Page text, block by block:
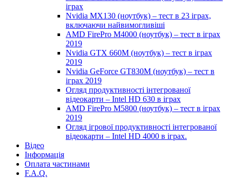
іграх
Nvidia MX130 (ноутбук) – тест в 23 іграх,
включаючи найвимогливіші
AMD FirePro M4000 (ноутбук) – тест в іграх
2019
Nvidia GTX 660M (ноутбук) – тест в іграх
2019
Nvidia GeForce GT830M (ноутбук) – тест в
іграх 2019
Огляд продуктивності інтегрованої
відеокарти – Intel HD 630 в іграх
AMD FirePro M5800 (ноутбук) – тест в іграх
2019
Огляд ігрової продуктивності інтегрованої
відеокарти – Intel HD 4000 в іграх.
Відео
Інформація
Оплата частинами
F.A.Q.